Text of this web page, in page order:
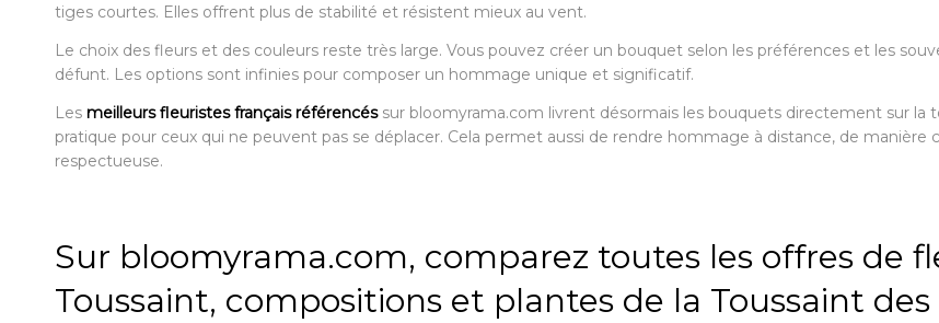
tiges courtes. Elles offrent plus de stabilité et résistent mieux au vent.
Le choix des fleurs et des couleurs reste très large. Vous pouvez créer un bouquet selon les préférences et les
défunt. Les options sont infinies pour composer un hommage unique et significatif.
Les meilleurs fleuristes français référencéssur bloomyrama.com livrent désormais les bouquets directement sur la
pratique pour ceux qui ne peuvent pas se déplacer. Cela permet aussi de rendre hommage à distance, de manière
respectueuse.
Sur bloomyrama.com, comparez toutes les offres de
Toussaint, compositions et plantes de la Toussaint des